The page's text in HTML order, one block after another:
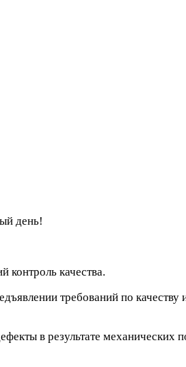
день!
качества.
требований по
в результате